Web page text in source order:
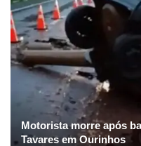
Motorista morre após
Tavares em Ourinhos